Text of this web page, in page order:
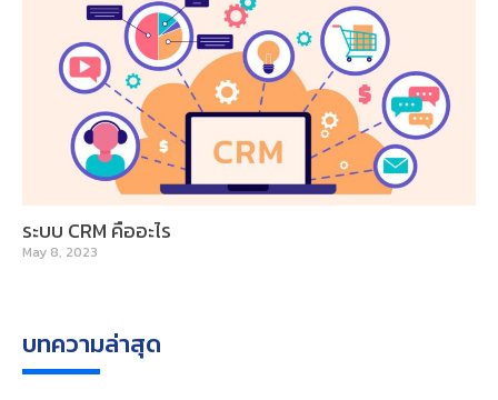
ระบบ CRM คืออะไร
May 8, 2023
บทความล่าสุด